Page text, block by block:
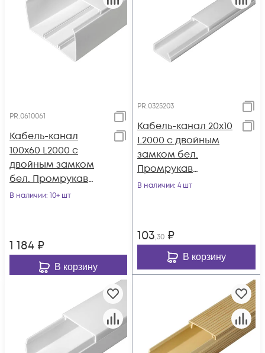
PR.0610061
Кабель-канал
100х60 L2000 с
двойным замком
бел. Промрукав
PR.0610061
В наличии: 10+ шт
1 184 ₽
В корзину
PR.0325203
Кабель-канал 20х10
L2000 с двойным
замком бел.
Промрукав
PR.0325203
В наличии: 4 шт
103,30 ₽
В корзину